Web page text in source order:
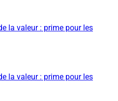
la valeur : prime pour les
la valeur : prime pour les